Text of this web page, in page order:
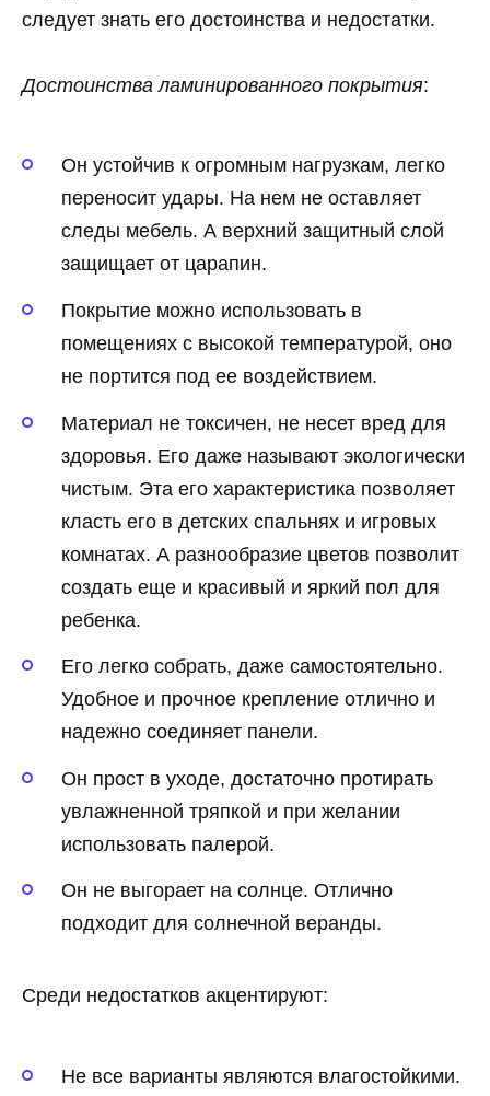
следует знать его достоинства и недостатки.
Достоинства ламинированного покрытия:
Он устойчив к огромным нагрузкам, легко
переносит удары. На нем не оставляет
следы мебель. А верхний защитный слой
защищает от царапин.
Покрытие можно использовать в
помещениях с высокой температурой, оно
не портится под ее воздействием.
Материал не токсичен, не несет вред для
здоровья. Его даже называют экологически
чистым. Эта его характеристика позволяет
класть его в детских спальнях и игровых
комнатах. А разнообразие цветов позволит
создать еще и красивый и яркий пол для
ребенка.
Его легко собрать, даже самостоятельно.
Удобное и прочное крепление отлично и
надежно соединяет панели.
Он прост в уходе, достаточно протирать
увлажненной тряпкой и при желании
использовать палерой.
Он не выгорает на солнце. Отлично
подходит для солнечной веранды.
Среди недостатков акцентируют:
Не все варианты являются влагостойкими.